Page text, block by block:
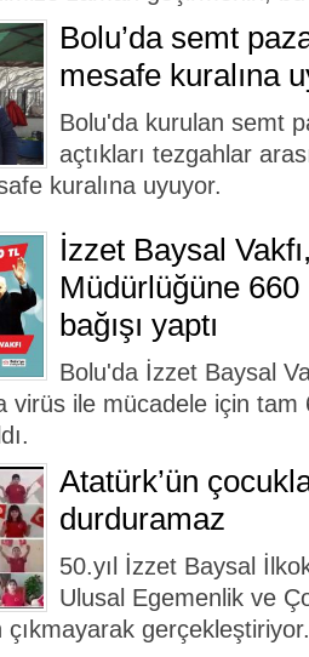
Bolu’da semt
mesafe kuralına
Bolu'da kurulan semt
açtıkları tezgahlar
kuralına uyuyor.
İzzet Baysal
Müdürlüğüne
bağışı yaptı
Bolu'da İzzet Baysal
virüs ile mücadele için tam
Atatürk’ün
durduramaz
50.yıl İzzet Baysal
Ulusal Egemenlik ve
çıkmayarak gerçekleştiriyor.